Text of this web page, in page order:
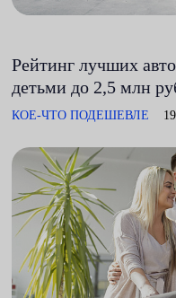
Рейтинг лучших
детьми до 2,5 млн
КОЕ-ЧТО ПОДЕШЕВЛЕ